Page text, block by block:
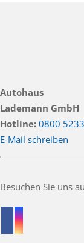
Autohaus
Lademann GmbH
Hotline: 0800
E-Mail schreiben
Besuchen Sie uns